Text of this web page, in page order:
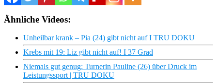
Ähnliche Videos:
Unheilbar krank – Pia (24) gibt nicht auf I TRU DOKU
Krebs mit 19: Liz gibt nicht auf! I 37 Grad
Niemals gut genug: Turnerin Pauline (26) über Druck im
Leistungssport | TRU DOKU